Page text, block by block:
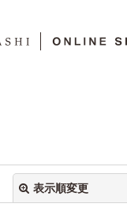
表示順変更